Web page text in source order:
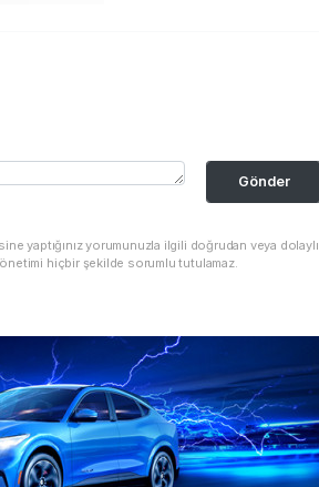
Gönder
yaptığınız yorumunuzla ilgili doğrudan veya dolaylı
hiçbir şekilde sorumlu tutulamaz.